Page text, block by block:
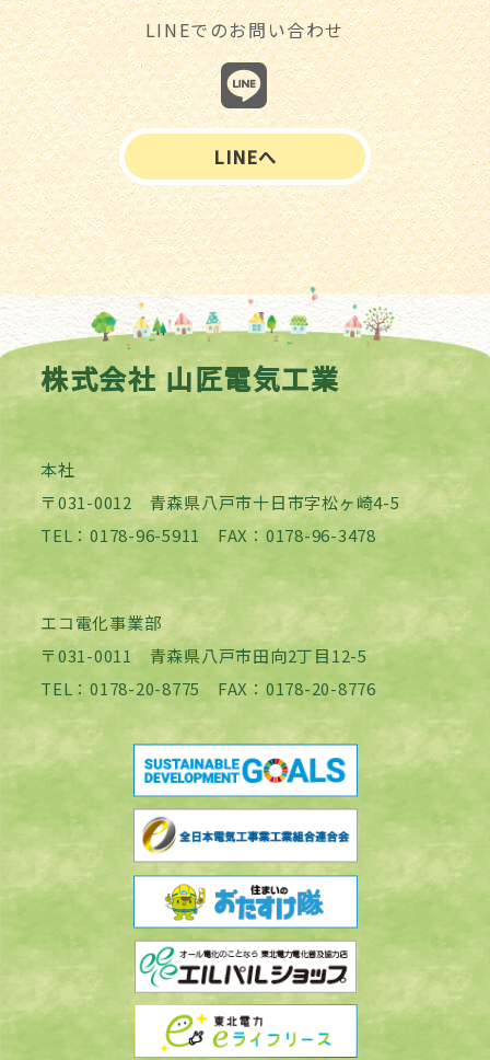
LINEでのお問い合わせ
LINEへ
株式会社 山匠電気工業
本社
〒031-0012 青森県八戸市十日市字松ヶ崎4-5
TEL：0178-96-5911 FAX：0178-96-3478
エコ電化事業部
〒031-0011 青森県八戸市田向2丁目12-5
TEL：0178-20-8775 FAX：0178-20-8776